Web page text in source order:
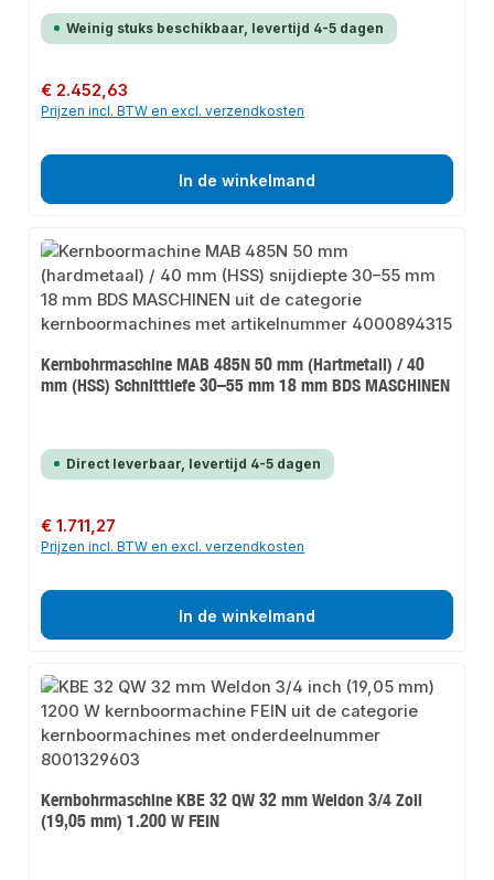
Weinig stuks beschikbaar, levertijd 4-5 dagen
Normale prijs:
€ 2.452,63
Prijzen incl. BTW en excl. verzendkosten
In de winkelmand
Kernbohrmaschine MAB 485N 50 mm (Hartmetall) / 40
mm (HSS) Schnitttiefe 30–55 mm 18 mm BDS MASCHINEN
Direct leverbaar, levertijd 4-5 dagen
Normale prijs:
€ 1.711,27
Prijzen incl. BTW en excl. verzendkosten
In de winkelmand
Kernbohrmaschine KBE 32 QW 32 mm Weldon 3/4 Zoll
(19,05 mm) 1.200 W FEIN